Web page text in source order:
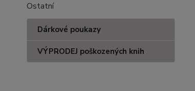
Ostatní
Dárkové poukazy
VÝPRODEJ poškozených knih